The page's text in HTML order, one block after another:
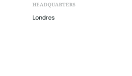
HEADQUARTERS
Londres